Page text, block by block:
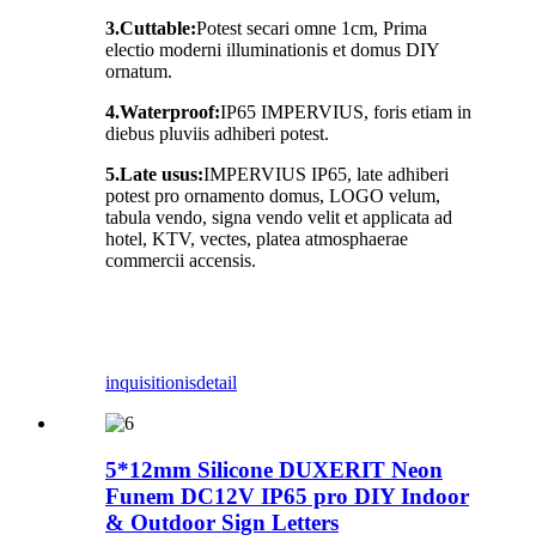
3.Cuttable:Potest secari omne 1cm, Prima
electio moderni illuminationis et domus DIY
ornatum.
4.Waterproof:IP65 IMPERVIUS, foris etiam in
diebus pluviis adhiberi potest.
5.Late usus:IMPERVIUS IP65, late adhiberi
potest pro ornamento domus, LOGO velum,
tabula vendo, signa vendo velit et applicata ad
hotel, KTV, vectes, platea atmosphaerae
commercii accensis.
inquisitionisdetail
5*12mm Silicone DUXERIT Neon
Funem DC12V IP65 pro DIY Indoor
& Outdoor Sign Letters